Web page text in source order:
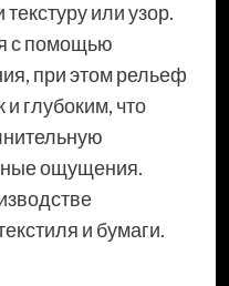
или узор.
с помощью
при этом рельеф
и глубоким, что
ощущения.
и бумаги.